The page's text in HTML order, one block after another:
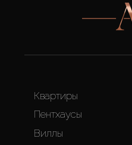
Квартиры
Пентхаусы
Виллы